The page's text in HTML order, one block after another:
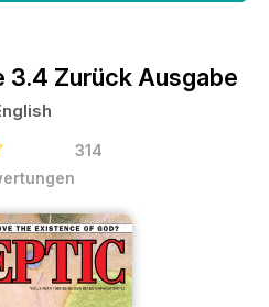
3.4 Zurück Ausgabe
314